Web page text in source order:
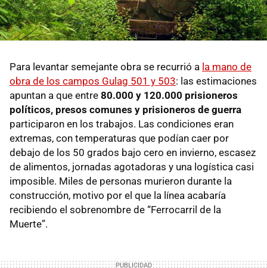
Para levantar semejante obra se recurrió a la mano de
obra de los campos Gulag 501 y 503: las estimaciones
apuntan a que entre 80.000 y 120.000 prisioneros
políticos, presos comunes y prisioneros de guerra
participaron en los trabajos. Las condiciones eran
extremas, con temperaturas que podían caer por
debajo de los 50 grados bajo cero en invierno, escasez
de alimentos, jornadas agotadoras y una logística casi
imposible. Miles de personas murieron durante la
construcción, motivo por el que la línea acabaría
recibiendo el sobrenombre de “Ferrocarril de la
Muerte”.